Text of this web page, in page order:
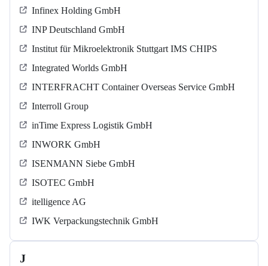
Infinex Holding GmbH
INP Deutschland GmbH
Institut für Mikroelektronik Stuttgart IMS CHIPS
Integrated Worlds GmbH
INTERFRACHT Container Overseas Service GmbH
Interroll Group
inTime Express Logistik GmbH
INWORK GmbH
ISENMANN Siebe GmbH
ISOTEC GmbH
itelligence AG
IWK Verpackungstechnik GmbH
J